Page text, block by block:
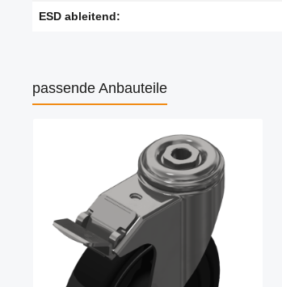
ESD ableitend:
passende Anbauteile